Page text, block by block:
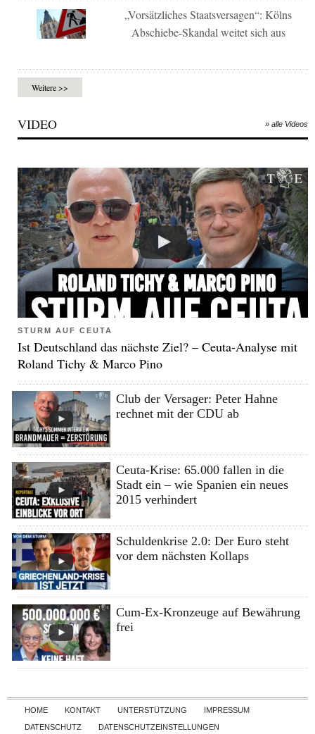
„Vorsätzliches Staatsversagen“: Kölns
Abschiebe-Skandal weitet sich aus
Weitere >>
VIDEO » alle Videos
STURM AUF CEUTA
Ist Deutschland das nächste Ziel? – Ceuta-Analyse mit
Roland Tichy & Marco Pino
Club der Versager: Peter Hahne
rechnet mit der CDU ab
Ceuta-Krise: 65.000 fallen in die
Stadt ein – wie Spanien ein neues
2015 verhindert
Schuldenkrise 2.0: Der Euro steht
vor dem nächsten Kollaps
Cum-Ex-Kronzeuge auf Bewährung
frei
Skip to content
HOME KONTAKT UNTERSTÜTZUNG
IMPRESSUM
DATENSCHUTZ
DATENSCHUTZEINSTELLUNGEN